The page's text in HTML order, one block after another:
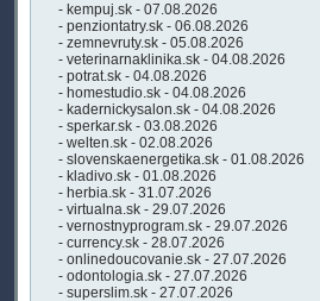
- kempuj.sk - 07.08.2026
- penziontatry.sk - 06.08.2026
- zemnevruty.sk - 05.08.2026
- veterinarnaklinika.sk - 04.08.2026
- potrat.sk - 04.08.2026
- homestudio.sk - 04.08.2026
- kadernickysalon.sk - 04.08.2026
- sperkar.sk - 03.08.2026
- welten.sk - 02.08.2026
- slovenskaenergetika.sk - 01.08.2026
- kladivo.sk - 01.08.2026
- herbia.sk - 31.07.2026
- virtualna.sk - 29.07.2026
- vernostnyprogram.sk - 29.07.2026
- currency.sk - 28.07.2026
- onlinedoucovanie.sk - 27.07.2026
- odontologia.sk - 27.07.2026
- superslim.sk - 27.07.2026